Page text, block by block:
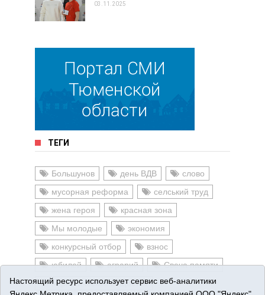
03.11.2025
ТЕГИ
Большунов день ВДВ
слово
мусорная реформа
селський труд
жена героя
красная зона
Мы молодые
экономия
конкурсный отбор
взнос
юбилей
аграрий
Свеча памяти
наркотическое вещество
Настоящий ресурс использует сервис веб-аналитики